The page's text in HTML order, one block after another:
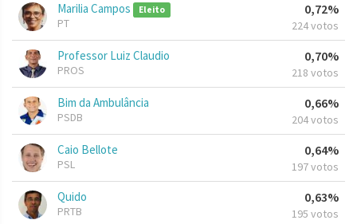
Marilia Campos Eleito
PT
0,72%
224 votos
Professor Luiz Claudio
PROS
0,70%
218 votos
Bim da Ambulância
PSDB
0,66%
204 votos
Caio Bellote
PSL
0,64%
197 votos
Quido
PRTB
0,63%
195 votos